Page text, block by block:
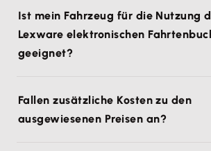
Ist mein Fahrzeug für die Nutzung
Lexware elektronischen
geeignet?
Fallen zusätzliche Kosten zu den
ausgewiesenen Preisen an?